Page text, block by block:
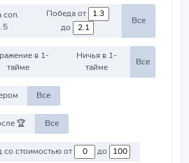
соп.
Победа от
до
Все
в 1-
тайме
Ничья в 1-
тайме
Все
Все
🏆 Все
Против команд со стоимостью от до